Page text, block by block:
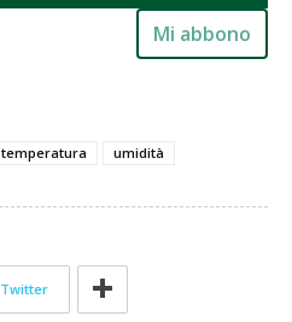
Mi abbono
temperatura umidità
Twitter